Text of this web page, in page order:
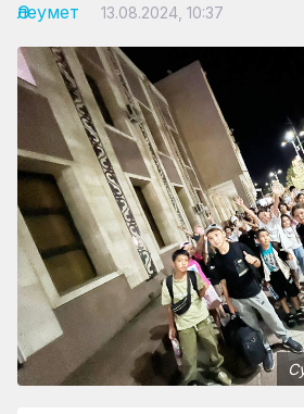
Әлеумет 13.08.2024, 10:37